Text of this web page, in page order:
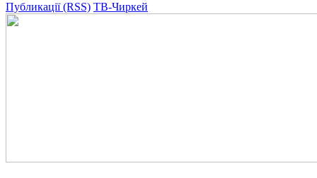
Публикації (RSS) ТВ-Чиркей